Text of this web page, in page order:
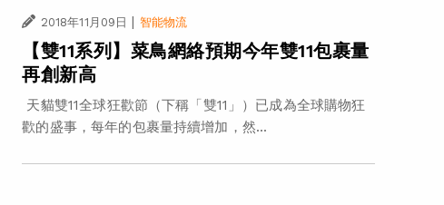
2018年11月09日 智能物流
【雙11系列】菜鳥網絡預期今年雙11包裹量
再創新高
天貓雙11全球狂歡節（下稱「雙11」）已成為全球購物狂
歡的盛事，每年的包裹量持續增加，然...